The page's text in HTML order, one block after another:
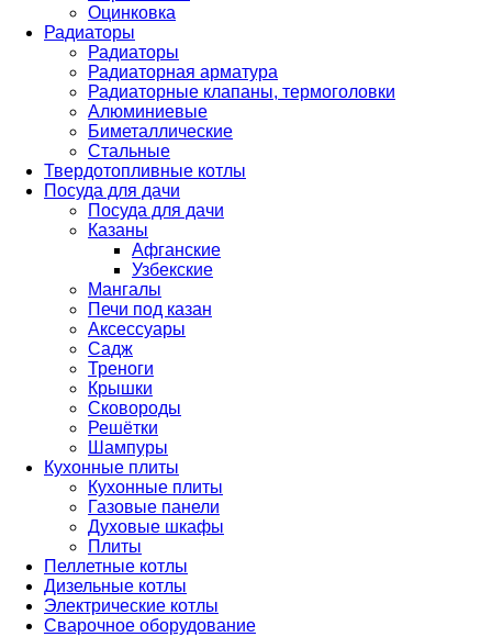
Оцинковка
Радиаторы
Радиаторы
Радиаторная арматура
Радиаторные клапаны, термоголовки
Алюминиевые
Биметаллические
Стальные
Твердотопливные котлы
Посуда для дачи
Посуда для дачи
Казаны
Афганские
Узбекские
Мангалы
Печи под казан
Аксессуары
Садж
Треноги
Крышки
Сковороды
Решётки
Шампуры
Кухонные плиты
Кухонные плиты
Газовые панели
Духовые шкафы
Плиты
Пеллетные котлы
Дизельные котлы
Электрические котлы
Сварочное оборудование